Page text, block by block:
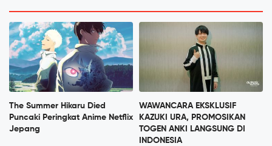
The Summer Hikaru Died
Puncaki Peringkat Anime Netflix
Jepang
WAWANCARA EKSKLUSIF
KAZUKI URA, PROMOSIKAN
TOGEN ANKI LANGSUNG DI
INDONESIA